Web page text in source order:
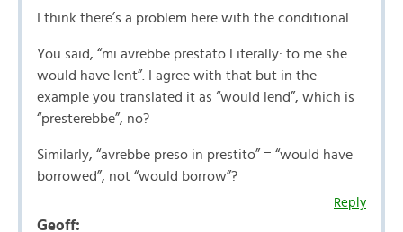
I think there’s a problem here with the conditional.
You said, “mi avrebbe prestato Literally: to me she
would have lent”. I agree with that but in the
example you translated it as “would lend”, which is
“presterebbe”, no?
Similarly, “avrebbe preso in prestito” = “would have
borrowed”, not “would borrow”?
Reply
Geoff: